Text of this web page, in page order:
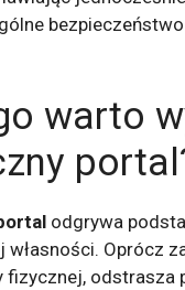
warto
odgrywa
własności. Oprócz
fizycznej, odstrasza